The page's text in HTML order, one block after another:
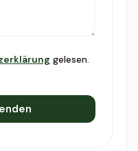
gelesen.